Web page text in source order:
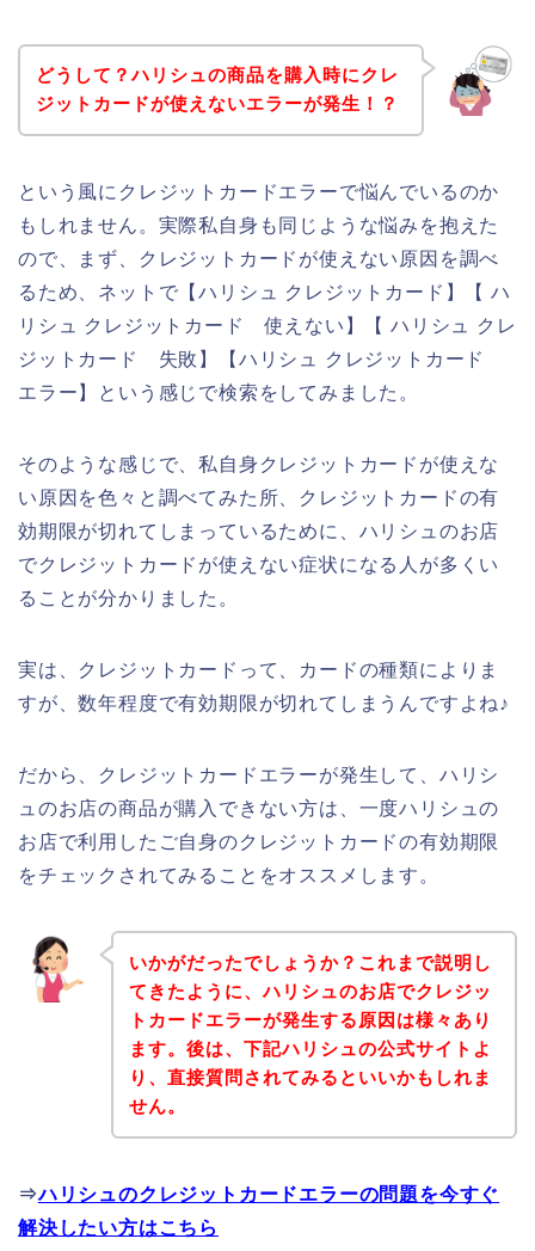
どうして？ハリシュの商品を購入時にクレ
ジットカードが使えないエラーが発生！？
という風にクレジットカードエラーで悩んでいるのか
もしれません。実際私自身も同じような悩みを抱えた
ので、まず、クレジットカードが使えない原因を調べ
るため、ネットで【ハリシュ クレジットカード】【 ハ
リシュ クレジットカード 使えない】【 ハリシュ クレ
ジットカード 失敗】【ハリシュ クレジットカード
エラー】という感じで検索をしてみました。
そのような感じで、私自身クレジットカードが使えな
い原因を色々と調べてみた所、クレジットカードの有
効期限が切れてしまっているために、ハリシュのお店
でクレジットカードが使えない症状になる人が多くい
ることが分かりました。
実は、クレジットカードって、カードの種類によりま
すが、数年程度で有効期限が切れてしまうんですよね♪
だから、クレジットカードエラーが発生して、ハリシ
ュのお店の商品が購入できない方は、一度ハリシュの
お店で利用したご自身のクレジットカードの有効期限
をチェックされてみることをオススメします。
いかがだったでしょうか？これまで説明し
てきたように、ハリシュのお店でクレジッ
トカードエラーが発生する原因は様々あり
ます。後は、下記ハリシュの公式サイトよ
り、直接質問されてみるといいかもしれま
せん。
⇒ハリシュのクレジットカードエラーの問題を今すぐ
解決したい方はこちら